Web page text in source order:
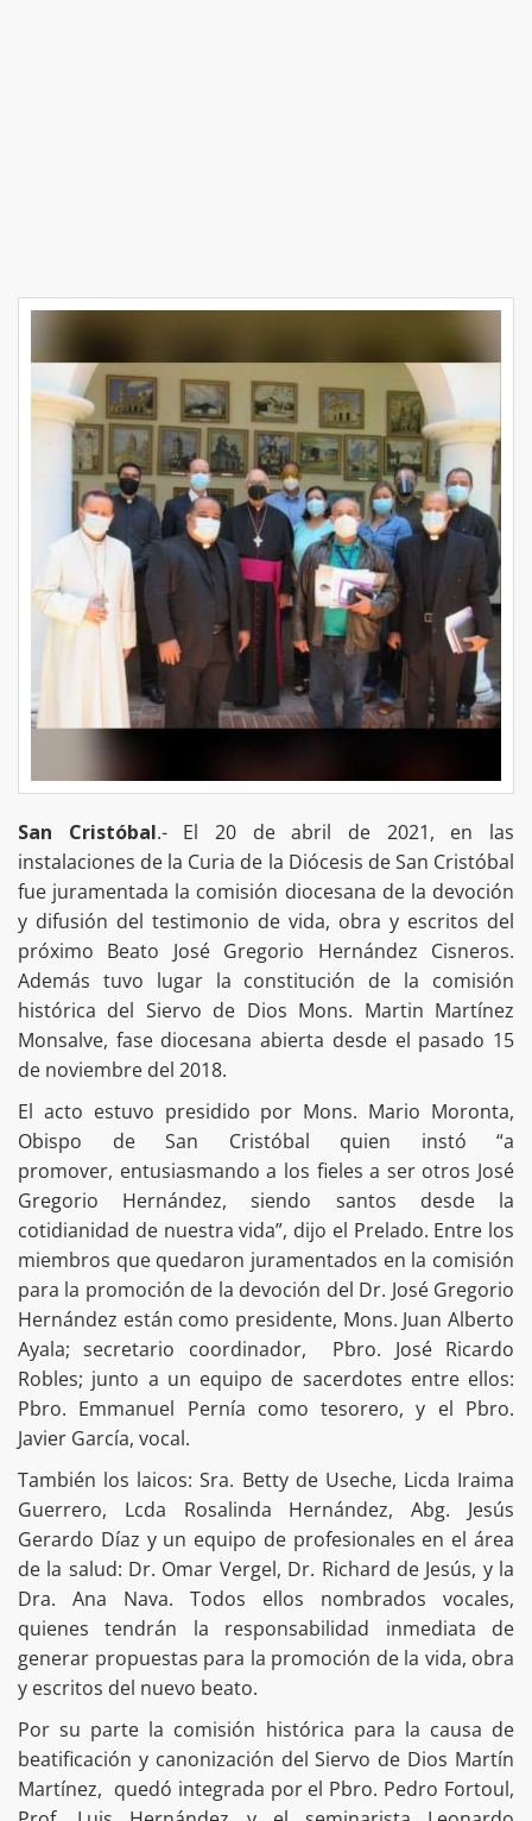
San Cristóbal.- El 20 de abril de 2021, en las
instalaciones de la Curia de la Diócesis de San Cristóbal
fue juramentada la comisión diocesana de la devoción
y difusión del testimonio de vida, obra y escritos del
próximo Beato José Gregorio Hernández Cisneros.
Además tuvo lugar la constitución de la comisión
histórica del Siervo de Dios Mons. Martin Martínez
Monsalve, fase diocesana abierta desde el pasado 15
de noviembre del 2018.
El acto estuvo presidido por Mons. Mario Moronta,
Obispo de San Cristóbal quien instó “a
promover, entusiasmando a los fieles a ser otros José
Gregorio Hernández, siendo santos desde la
cotidianidad de nuestra vida”, dijo el Prelado. Entre los
miembros que quedaron juramentados en la comisión
para la promoción de la devoción del Dr. José Gregorio
Hernández están como presidente, Mons. Juan Alberto
Ayala; secretario coordinador, Pbro. José Ricardo
Robles; junto a un equipo de sacerdotes entre ellos:
Pbro. Emmanuel Pernía como tesorero, y el Pbro.
Javier García, vocal.
También los laicos: Sra. Betty de Useche, Licda Iraima
Guerrero, Lcda Rosalinda Hernández, Abg. Jesús
Gerardo Díaz y un equipo de profesionales en el área
de la salud: Dr. Omar Vergel, Dr. Richard de Jesús, y la
Dra. Ana Nava. Todos ellos nombrados vocales,
quienes tendrán la responsabilidad inmediata de
generar propuestas para la promoción de la vida, obra
y escritos del nuevo beato.
Por su parte la comisión histórica para la causa de
beatificación y canonización del Siervo de Dios Martín
Martínez, quedó integrada por el Pbro. Pedro Fortoul,